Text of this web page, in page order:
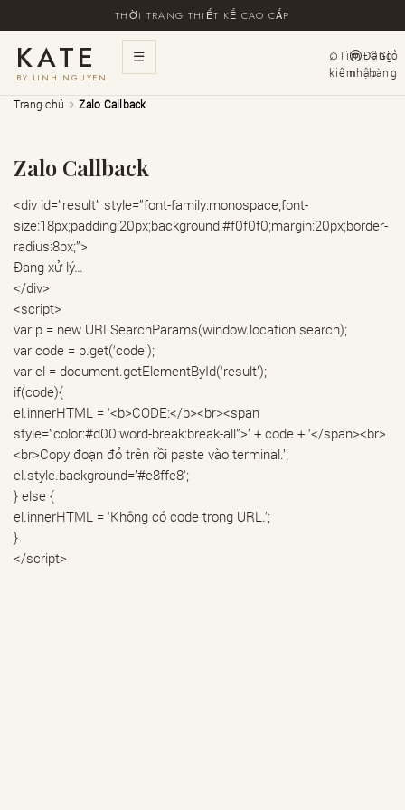
THỜI TRANG THIẾT KẾ CAO CẤP
KATE
BY LINH NGUYEN
☰
Tìm
kiếm
Đăng
nhập
Giỏ
hàng
Trang chủ » Zalo Callback
Zalo Callback
<div id=”result” style=”font-family:monospace;font-
size:18px;padding:20px;background:#f0f0f0;margin:20px;border-
radius:8px;”>
Đang xử lý…
</div>
<script>
var p = new URLSearchParams(window.location.search);
var code = p.get(‘code’);
var el = document.getElementById(‘result’);
if(code){
el.innerHTML = ‘<b>CODE:</b><br><span
style=”color:#d00;word-break:break-all”>’ + code + ‘</span><br>
<br>Copy đoạn đỏ trên rồi paste vào terminal.’;
el.style.background=’#e8ffe8′;
} else {
el.innerHTML = ‘Không có code trong URL.’;
}
</script>